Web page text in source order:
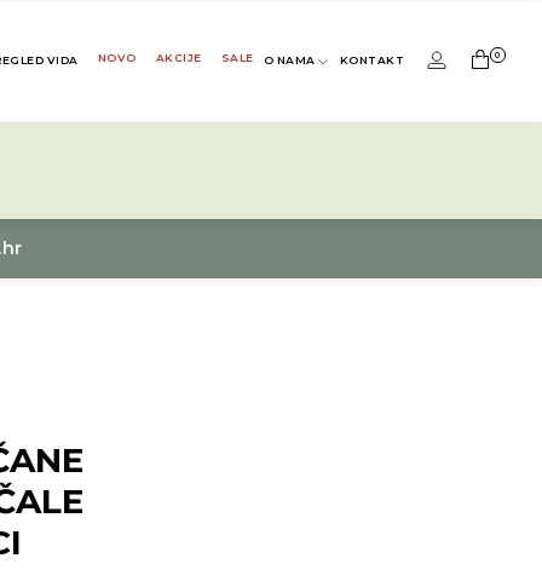
VIDA NOVO AKCIJE SALE O NAMA KONTAKT 0